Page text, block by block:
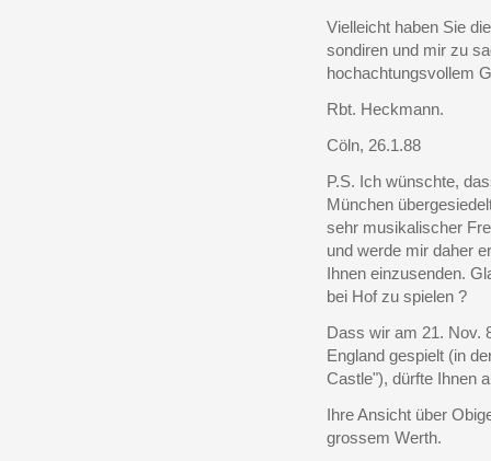
Vielleicht haben Sie
sondiren und mir zu
hochachtungsvollem
Rbt. Heckmann.
Cöln, 26.1.88
P.S. Ich wünschte,
München
sehr musikalischer
und werde mir daher
Ihnen einzusenden.
bei Hof zu spielen ?
Dass wir am 21. Nov.
England gespielt (in
Castle"), dürfte Ihnen
Ihre Ansicht über
grossem Werth.